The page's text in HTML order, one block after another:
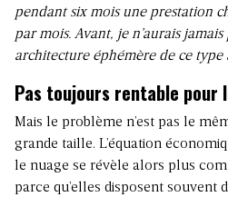
pendant six mois une prestation
par mois. Avant, je n’aurais
architecture éphémère de ce type
Pas toujours rentable pour
Mais le problème n’est pas le
grande taille. L’équation
le nuage se révèle alors plus
parce qu’elles disposent souvent